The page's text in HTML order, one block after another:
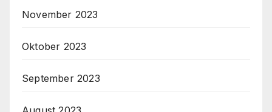
November 2023
Oktober 2023
September 2023